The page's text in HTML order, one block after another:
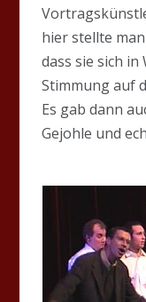
hier stellte
dass sie sich
Stimmung auf
Es gab dann
Gejohle und